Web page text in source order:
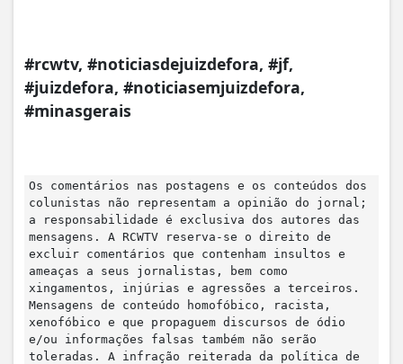
#rcwtv, #noticiasdejuizdefora, #jf,
#juizdefora, #noticiasemjuizdefora,
#minasgerais
Os comentários nas postagens e os conteúdos dos
colunistas não representam a opinião do jornal;
a responsabilidade é exclusiva dos autores das
mensagens. A RCWTV reserva-se o direito de
excluir comentários que contenham insultos e
ameaças a seus jornalistas, bem como
xingamentos, injúrias e agressões a terceiros.
Mensagens de conteúdo homofóbico, racista,
xenofóbico e que propaguem discursos de ódio
e/ou informações falsas também não serão
toleradas. A infração reiterada da política de